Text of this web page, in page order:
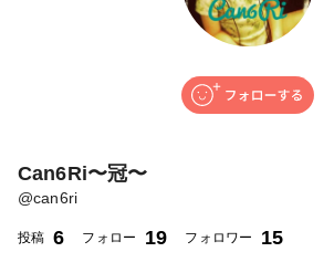
Can6Ri〜冠〜
@can6ri
投稿 6 フォロー 19 フォロワー 15